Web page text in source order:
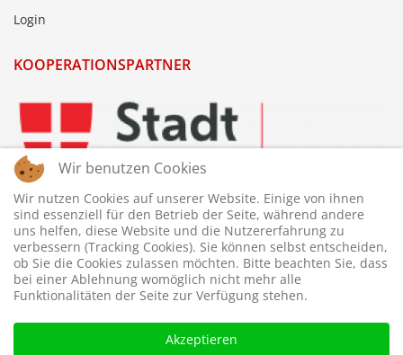
Login
KOOPERATIONSPARTNER
Wir benutzen Cookies
Wir nutzen Cookies auf unserer Website. Einige von ihnen
sind essenziell für den Betrieb der Seite, während andere
uns helfen, diese Website und die Nutzererfahrung zu
verbessern (Tracking Cookies). Sie können selbst entscheiden,
ob Sie die Cookies zulassen möchten. Bitte beachten Sie, dass
bei einer Ablehnung womöglich nicht mehr alle
Funktionalitäten der Seite zur Verfügung stehen.
Akzeptieren